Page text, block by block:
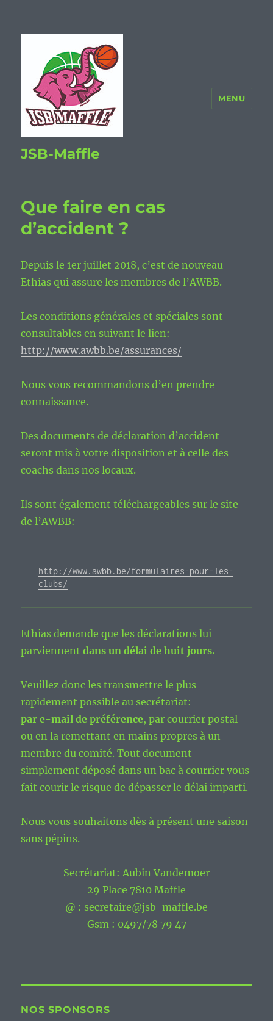
JSB-Maffle
MENU
Que faire en cas
d’accident ?
Depuis le 1er juillet 2018, c’est de nouveau
Ethias qui assure les membres de l’AWBB.
Les conditions générales et spéciales sont
consultables en suivant le lien:
http://www.awbb.be/assurances/
Nous vous recommandons d’en prendre
connaissance.
Des documents de déclaration d’accident
seront mis à votre disposition et à celle des
coachs dans nos locaux.
Ils sont également téléchargeables sur le site
de l’AWBB:
http://www.awbb.be/formulaires-pour-les-
clubs/
Ethias demande que les déclarations lui
parviennentdans un délai de huit jours.
Veuillez donc les transmettre le plus
rapidement possible au secrétariat:
par e-mail de préférence, par courrier postal
ou en la remettant en mains propres à un
membre du comité. Tout document
simplement déposé dans un bac à courrier vous
fait courir le risque de dépasser le délai imparti.
Nous vous souhaitons dès à présent une saison
sans pépins.
Secrétariat: Aubin Vandemoer
29 Place 7810 Maffle
@ : secretaire@jsb-maffle.be
Gsm : 0497/78 79 47
NOS SPONSORS